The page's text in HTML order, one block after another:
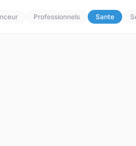
Professionnels Sante